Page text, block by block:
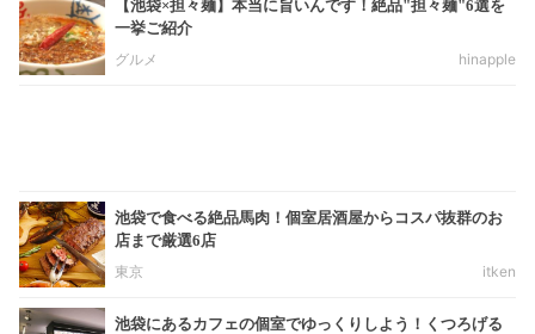
【池袋×担々麺】本当に旨いんです！絶品"担々麺"6選を
一挙ご紹介
グルメ
hinapple
池袋で食べる絶品馬肉！個室居酒屋からコスパ抜群のお
店まで厳選6店
東京
itken
池袋にあるカフェの個室でゆっくりしよう！くつろげる